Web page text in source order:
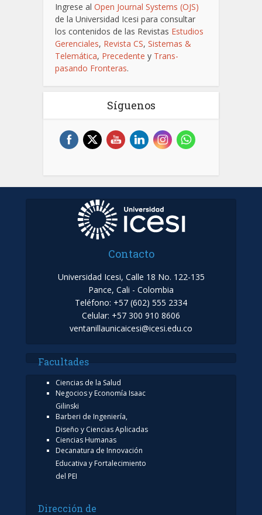
Ingrese al Open Journal Systems (OJS)
de la Universidad Icesi para consultar
los contenidos de las Revistas Estudios
Gerenciales, Revista CS, Sistemas &
Telemática, Precedente y Trans-
pasando Fronteras.
Síguenos
Contacto
Universidad Icesi, Calle 18 No. 122-135
Pance, Cali - Colombia
Teléfono: +57 (602) 555 2334
Celular: +57 300 910 8606
ventanillaunicaicesi@icesi.edu.co
Facultades
Ciencias de la Salud
Negocios y Economía Isaac
Gilinski
Barberi de Ingeniería,
Diseño y Ciencias Aplicadas
Ciencias Humanas
Decanatura de Innovación
Educativa y Fortalecimiento
del PEI
Dirección de